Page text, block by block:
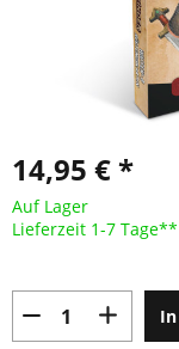
14,95 € *
Auf Lager
Lieferzeit 1-7 Tage**